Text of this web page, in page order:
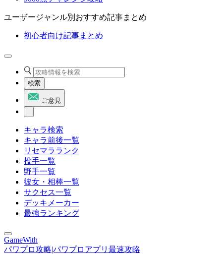
ユーザージャンル別おすすめ記事まとめ
初心者向け記事まとめ
検索
ご意見
キャラ検索
キャラ前後一覧
リセマラランク
投手一覧
野手一覧
彼女・相棒一覧
サクセス一覧
デッキメーカー
最強ランキング
GameWith
パワプロ攻略|パワプロアプリ最速攻略